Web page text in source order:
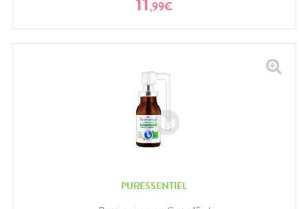
,99€
PURESSENTIEL